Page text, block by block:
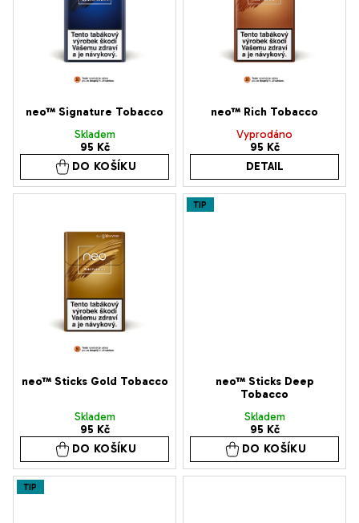
k
t
neo™ Signature Tobacco
Skladem
95 Kč
DO KOŠÍKU
neo™ Rich Tobacco
Vyprodáno
95 Kč
DETAIL
neo™ Sticks Gold Tobacco
Skladem
95 Kč
DO KOŠÍKU
TIP
neo™ Sticks Deep
Tobacco
Skladem
95 Kč
DO KOŠÍKU
TIP